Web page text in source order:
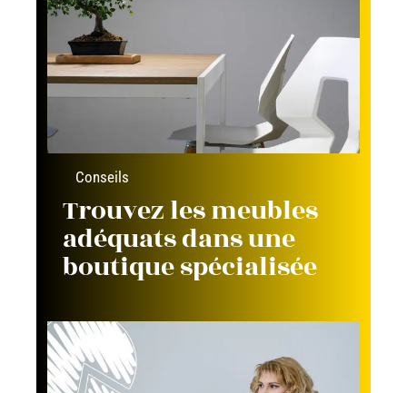
Conseils
Trouvez les meubles
adéquats dans une
boutique spécialisée